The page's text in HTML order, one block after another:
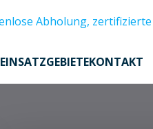
EINSATZGEBIETEKONTAKT